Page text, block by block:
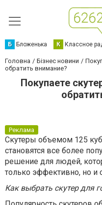
Б Бложенька К Классное
Головна Бізнес новини
обратить внимание?
Покупаете
Реклама
Скутеры объемом 125
становятся все более
решение для людей,
только эффективно, но и
Как выбрать скутер для